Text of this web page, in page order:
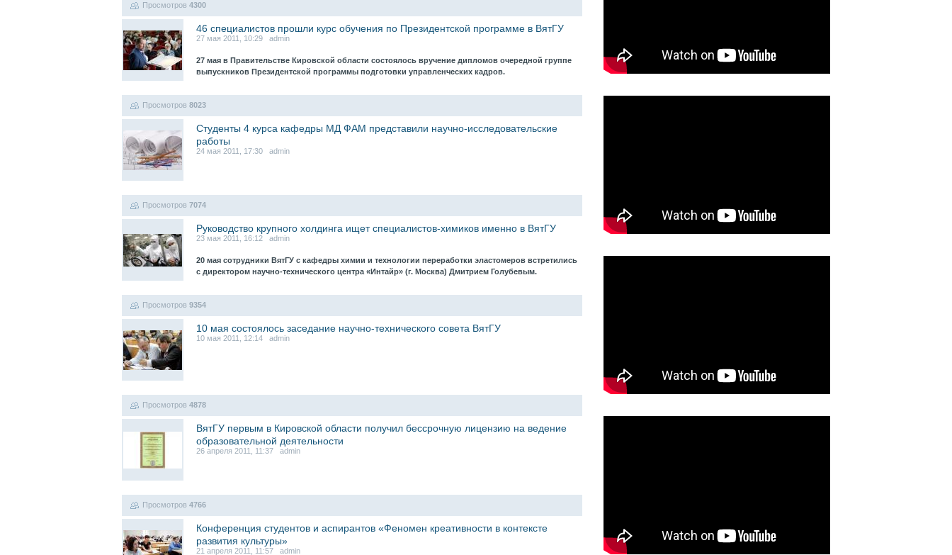
Просмотров 4300
46 специалистов прошли курс обучения по Президентской программе в ВятГУ
27 мая 2011, 10:29 admin
27 мая в Правительстве Кировской области состоялось вручение дипломов очередной группе
выпускников Президентской программы подготовки управленческих кадров.
Просмотров 8023
Студенты 4 курса кафедры МД ФАМ представили научно-исследовательские
работы
24 мая 2011, 17:30 admin
Просмотров 7074
Руководство крупного холдинга ищет специалистов-химиков именно в ВятГУ
23 мая 2011, 16:12 admin
20 мая сотрудники ВятГУ с кафедры химии и технологии переработки эластомеров встретились
с директором научно-технического центра «Интайр» (г. Москва) Дмитрием Голубевым.
Просмотров 9354
10 мая состоялось заседание научно-технического совета ВятГУ
10 мая 2011, 12:14 admin
Просмотров 4878
ВятГУ первым в Кировской области получил бессрочную лицензию на ведениe
образовательной деятельности
26 апреля 2011, 11:37 admin
Просмотров 4766
Конференция студентов и аспирантов «Феномен креативности в контексте
развития культуры»
21 апреля 2011, 11:57 admin